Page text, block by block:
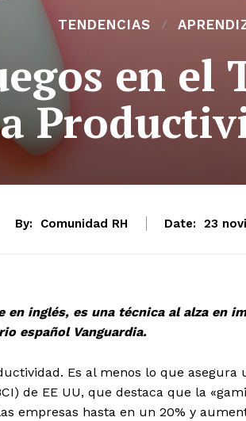
TENDENCIAS
en el
By: Comunidad RH Date: 23
inglés, es una técnica al alza en
español Vanguardia.
Es al menos lo que asegura
de EE UU, que destaca que la
empresas hasta en un 20% y